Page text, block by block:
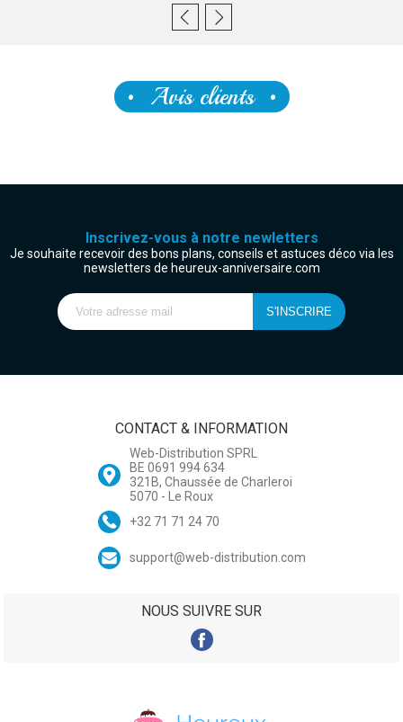
Avis clients
Inscrivez-vous à notre newletters
Je souhaite recevoir des bons plans, conseils et astuces déco via les
newsletters de heureux-anniversaire.com
CONTACT & INFORMATION
Web-Distribution SPRL
BE 0691 994 634
321B, Chaussée de Charleroi
5070 - Le Roux
+32 71 71 24 70
support@web-distribution.com
NOUS SUIVRE SUR